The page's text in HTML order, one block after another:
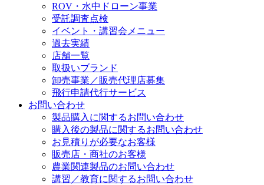
ROV・水中ドローン事業
受託調査点検
イベント・講習会メニュー
過去実績
店舗一覧
取扱いブランド
卸売事業／販売代理店募集
飛行申請代行サービス
お問い合わせ
製品購入に関するお問い合わせ
購入後の製品に関するお問い合わせ
お見積りが必要なお客様
販売店・商社のお客様
農業関連製品のお問い合わせ
講習／教育に関するお問い合わせ